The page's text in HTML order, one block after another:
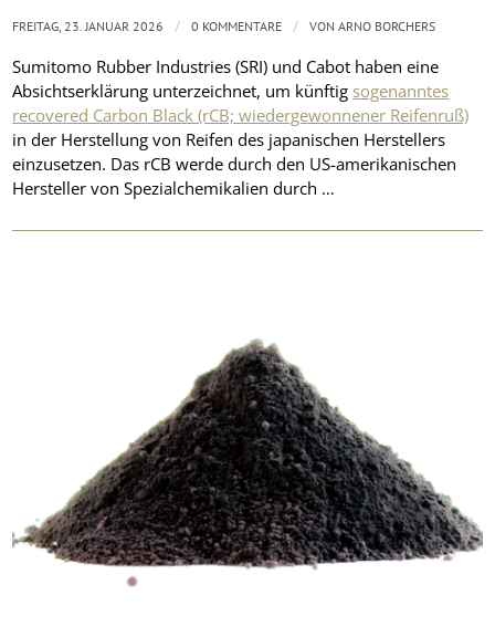
Sumitomo Rubber Industries (SRI) und Cabot haben eine
Absichtserklärung unterzeichnet, um künftig sogenanntes
recovered Carbon Black (rCB; wiedergewonnener Reifenruß)
in der Herstellung von Reifen des japanischen Herstellers
einzusetzen. Das rCB werde durch den US-amerikanischen
Hersteller von Spezialchemikalien durch …
FREITAG, 23. JANUAR 2026 / 0 KOMMENTARE / VONARNO BORCHERS